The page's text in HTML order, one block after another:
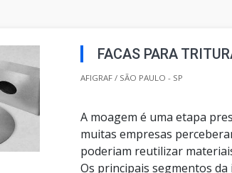
FACAS PARA
AFIGRAF / SÃO PAULO - SP
A moagem é uma etapa
muitas empresas
poderiam reutilizar
Os principais segmentos